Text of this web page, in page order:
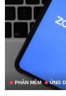
PHẦN MỀM ỨNG